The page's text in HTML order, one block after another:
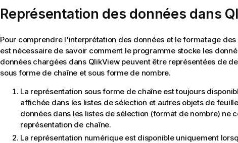
Représentation des données dans
Pour comprendre l'interprétation des données et le formatage
est nécessaire de savoir comment le programme stocke les
données chargées dans QlikViewpeuvent être représentées de
sous forme de chaîne et sous forme de nombre.
La représentation sous forme de chaîne est toujours
affichée dans les listes de sélection et autres objets de
données dans les listes de sélection (format de nombre) ne
représentation de chaîne.
La représentation numérique est disponible uniquement